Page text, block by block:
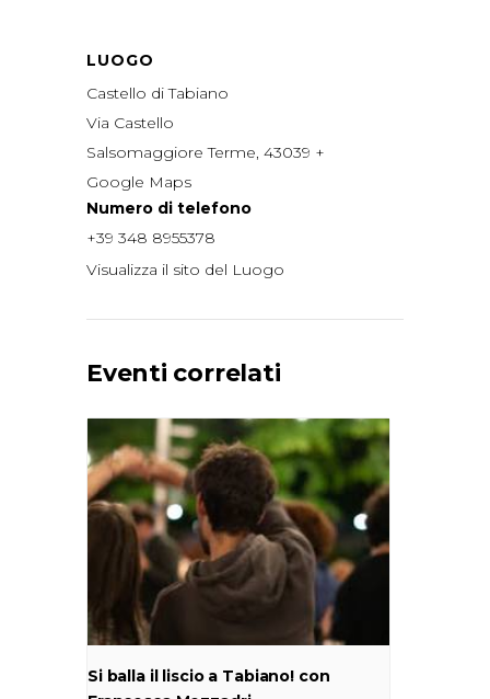
LUOGO
Castello di Tabiano
Via Castello
Salsomaggiore Terme, 43039 +
Google Maps
Numero di telefono
+39 348 8955378
Visualizza il sito del Luogo
Eventi correlati
Si balla il liscio a Tabiano! con